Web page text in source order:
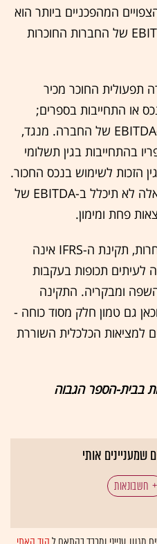
המהפכניים ביותר הוא
מודל שצפוי להגדיל את ה-EBITDA של החברות החוכרות
תפעולית החוכר מכיר
או התחייבות בספרים;
הוצאות שכירות אלו נכללות ב-EBITDA של החברה. מנגד,
בהתחייבות בגין תשלומי
הזכות לשימוש בנכס החכור.
המדידה העוקבת של פריטים אלה לא תיכלל ב-EBITDA של
פחת ומימון.
יצוין כי בניגוד לדיסציפלינות אחרות, תקינת ה-IFRS אינה
תכופות בעקבות
ומבקריה. התקינה
גם טמון חלק מסוד כוחה -
למציאות הכלכלית השוררת
בבית-הספר הגבוה
שמעניינים אותי
חשבונאות